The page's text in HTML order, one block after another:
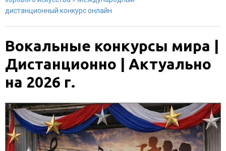
дистанционный конкурс онлайн
Вокальные конкурсы мира |
Дистанционно | Актуально
на 2026 г.